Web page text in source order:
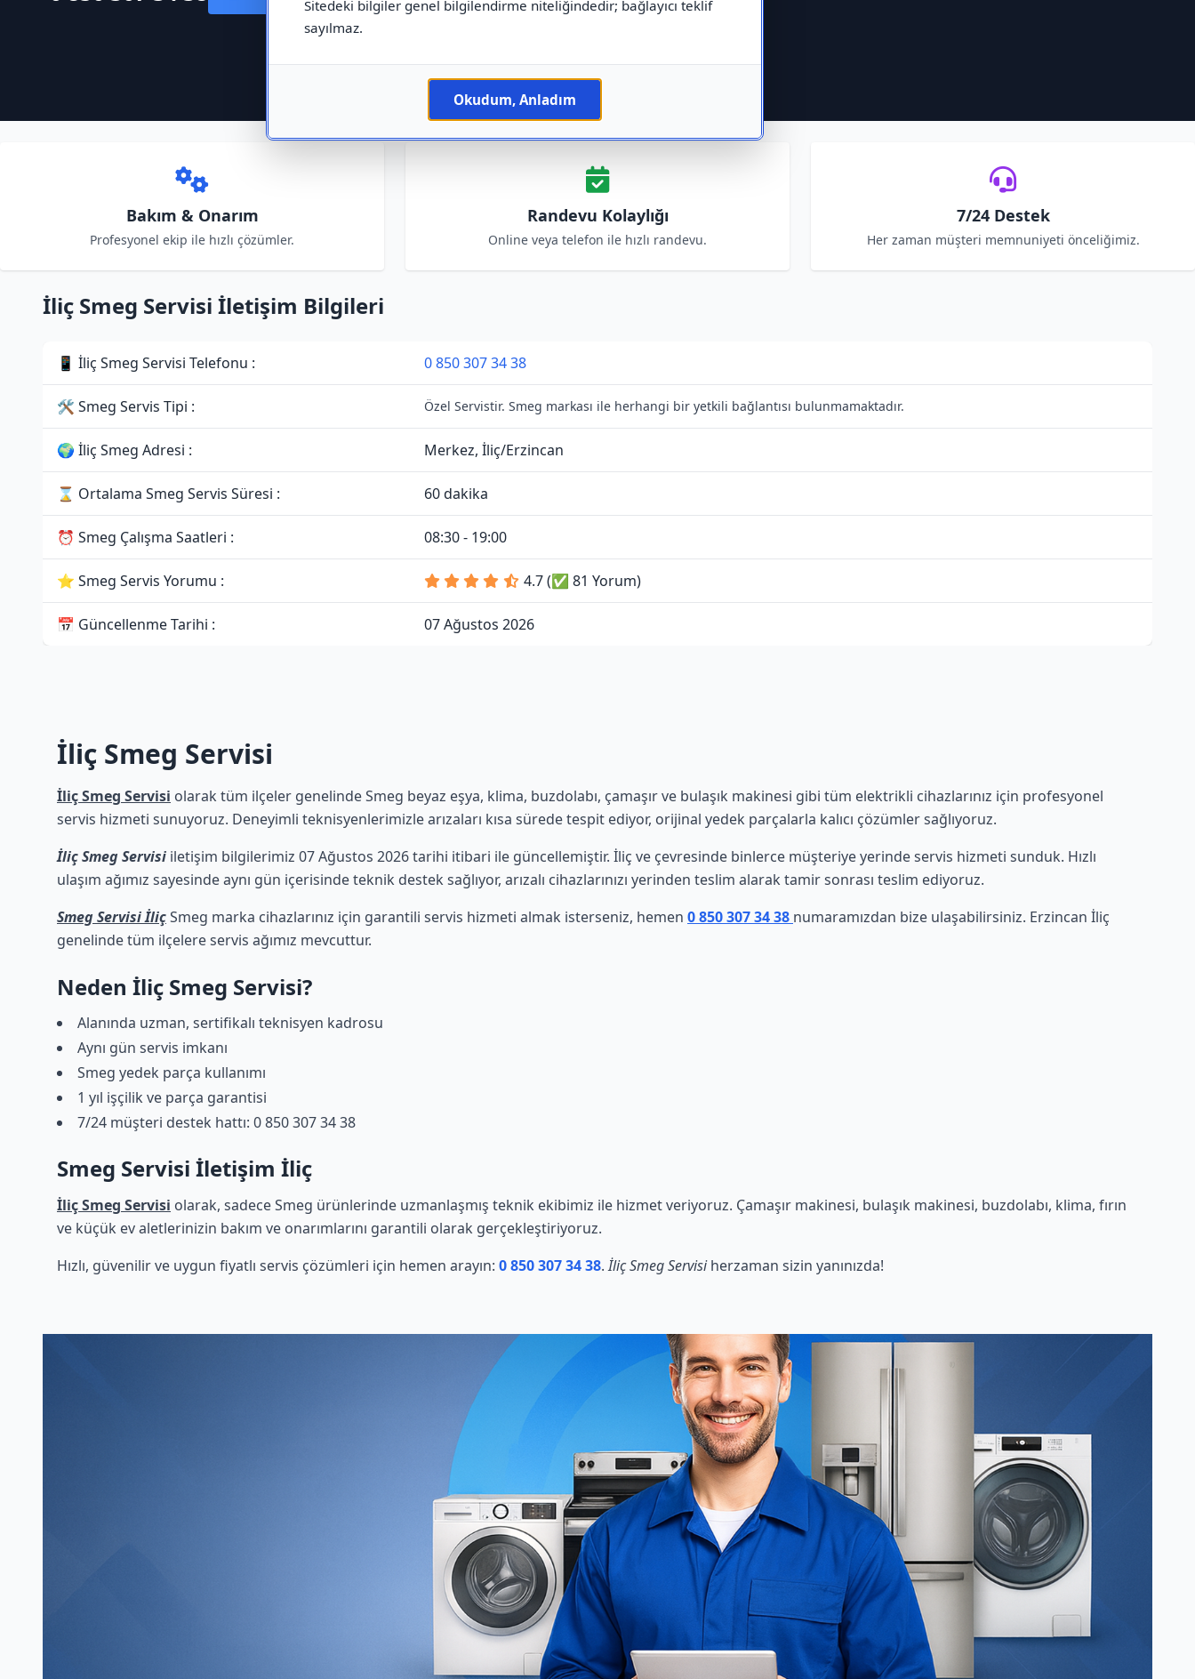
Sitedeki bilgiler genel bilgilendirme niteliğindedir; bağlayıcı teklif
sayılmaz.
Okudum, Anladım
Bakım & Onarım
Profesyonel ekip ile hızlı çözümler.
Randevu Kolaylığı
Online veya telefon ile hızlı randevu.
7/24 Destek
Her zaman müşteri memnuniyeti önceliğimiz.
İliç Smeg Servisi İletişim Bilgileri
📱 İliç Smeg Servisi Telefonu : 0 850 307 34 38
🛠 Smeg Servis Tipi : Özel Servistir. Smeg markası ile herhangi bir yetkili bağlantısı bulunmamaktadır.
🌍 İliç Smeg Adresi : Merkez, İliç/Erzincan
⌛ Ortalama Smeg Servis Süresi : 60 dakika
⏰ Smeg Çalışma Saatleri : 08:30 - 19:00
⭐ Smeg Servis Yorumu : 4.7 (✅ 81 Yorum)
📅 Güncellenme Tarihi : 07 Ağustos 2026
İliç Smeg Servisi
İliç Smeg Servisi olarak tüm ilçeler genelinde Smeg beyaz eşya, klima, buzdolabı, çamaşır ve bulaşık makinesi gibi tüm elektrikli cihazlarınız için profesyonel
servis hizmeti sunuyoruz. Deneyimli teknisyenlerimizle arızaları kısa sürede tespit ediyor, orijinal yedek parçalarla kalıcı çözümler sağlıyoruz.
İliç Smeg Servisi iletişim bilgilerimiz 07 Ağustos 2026 tarihi itibari ile güncellemiştir. İliç ve çevresinde binlerce müşteriye yerinde servis hizmeti sunduk. Hızlı
ulaşım ağımız sayesinde aynı gün içerisinde teknik destek sağlıyor, arızalı cihazlarınızı yerinden teslim alarak tamir sonrası teslim ediyoruz.
Smeg Servisi İliçSmeg marka cihazlarınız için garantili servis hizmeti almak isterseniz, hemen 0 850 307 34 38 numaramızdan bize ulaşabilirsiniz. Erzincan İliç
genelinde tüm ilçelere servis ağımız mevcuttur.
Neden İliç Smeg Servisi?
Alanında uzman, sertifikalı teknisyen kadrosu
Aynı gün servis imkanı
Smeg yedek parça kullanımı
1 yıl işçilik ve parça garantisi
7/24 müşteri destek hattı: 0 850 307 34 38
Smeg Servisi İletişim İliç
İliç Smeg Servisi olarak, sadece Smeg ürünlerinde uzmanlaşmış teknik ekibimiz ile hizmet veriyoruz. Çamaşır makinesi, bulaşık makinesi, buzdolabı, klima, fırın
ve küçük ev aletlerinizin bakım ve onarımlarını garantili olarak gerçekleştiriyoruz.
Hızlı, güvenilir ve uygun fiyatlı servis çözümleri için hemen arayın: 0 850 307 34 38.İliç Smeg Servisiherzaman sizin yanınızda!